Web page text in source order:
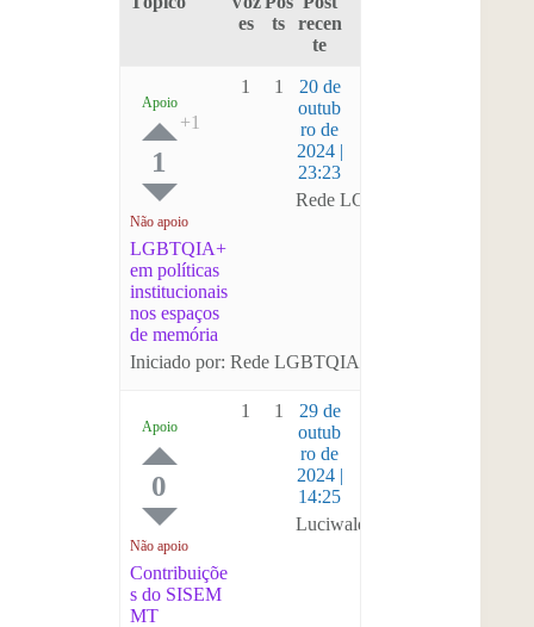
es
ts
recen
te
Apoio
1
Não apoio
LGBTQIA+
em políticas
institucionais
nos espaços
de memória
Iniciado por: Rede LGBTQIA de Memoria e
1 1
20 de
outub
ro de
2024 |
23:23
Rede LGBTQIA de Memoria
Apoio
0
Não apoio
Contribuiçõe
s do SISEM
MT
1 1
29 de
outub
ro de
2024 |
14:25
Luciwaldo Pires de Avila